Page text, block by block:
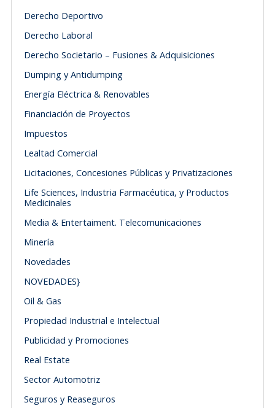
Derecho Deportivo
Derecho Laboral
Derecho Societario – Fusiones & Adquisiciones
Dumping y Antidumping
Energía Eléctrica & Renovables
Financiación de Proyectos
Impuestos
Lealtad Comercial
Licitaciones, Concesiones Públicas y Privatizaciones
Life Sciences, Industria Farmacéutica, y Productos
Medicinales
Media & Entertaiment. Telecomunicaciones
Minería
Novedades
NOVEDADES}
Oil & Gas
Propiedad Industrial e Intelectual
Publicidad y Promociones
Real Estate
Sector Automotriz
Seguros y Reaseguros